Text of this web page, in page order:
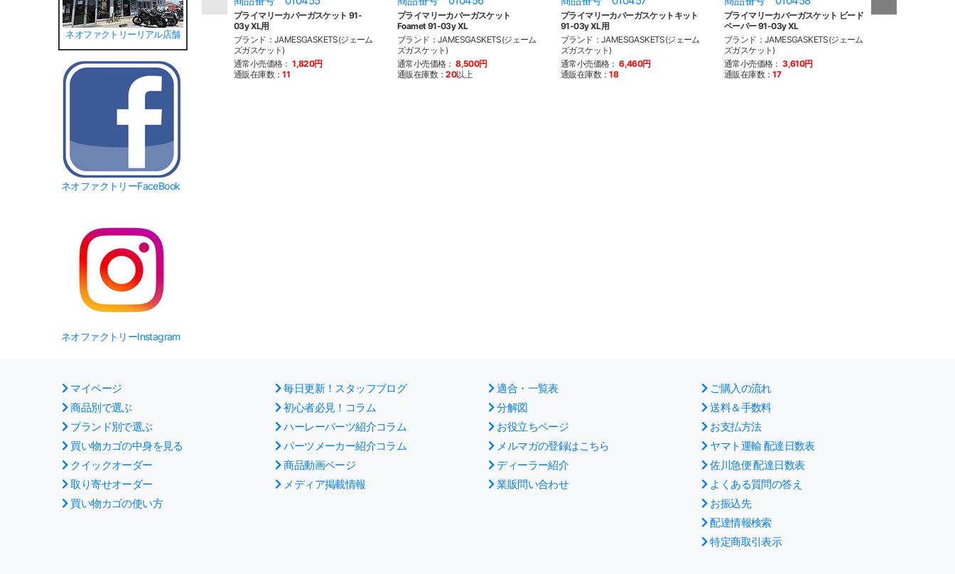
ネオファクトリーリアル店舗
ネオファクトリーFaceBook
ネオファクトリーInstagram
プライマリーカバーガスケット 91-
03y XL用
ブランド：JAMESGASKETS(ジェーム
ズガスケット)
通常小売価格： 1,820円
通販在庫数：11
プライマリーカバーガスケット
Foamet 91-03y XL
ブランド：JAMESGASKETS(ジェーム
ズガスケット)
通常小売価格： 8,500円
通販在庫数：20以上
プライマリーカバーガスケットキット
91-03y XL用
ブランド：JAMESGASKETS(ジェーム
ズガスケット)
通常小売価格： 6,460円
通販在庫数：18
プライマリーカバーガスケット ビード
ペーパー 91-03y XL
ブランド：JAMESGASKETS(ジェーム
ズガスケット)
通常小売価格： 3,610円
通販在庫数：17
プライマリーガス
マイページ
商品別で選ぶ
ブランド別で選ぶ
買い物カゴの中身を見る
クイックオーダー
取り寄せオーダー
買い物カゴの使い方
毎日更新！スタッフブログ
初心者必見！コラム
ハーレーパーツ紹介コラム
パーツメーカー紹介コラム
商品動画ページ
メディア掲載情報
適合・一覧表
分解図
お役立ちページ
メルマガの登録はこちら
ディーラー紹介
業販問い合わせ
ご購入の流れ
送料＆手数料
お支払方法
ヤマト運輸 配達日数表
佐川急便 配達日数表
よくある質問の答え
お振込先
配達情報検索
特定商取引表示